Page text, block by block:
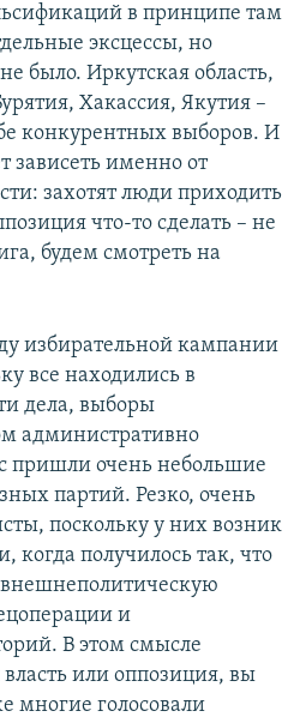
в принципе там
эксцессы, но
было. Иркутская область,
Хакассия, Якутия –
конкурентных выборов. И
зависеть именно от
захотят люди приходить
что-то сделать – не
будем смотреть на
избирательной кампании
все находились в
дела, выборы
административно
пришли очень небольшие
партий. Резко, очень
поскольку у них возник
когда получилось так, что
внешнеполитическую
и
В этом смысле
или оппозиция, вы
многие голосовали